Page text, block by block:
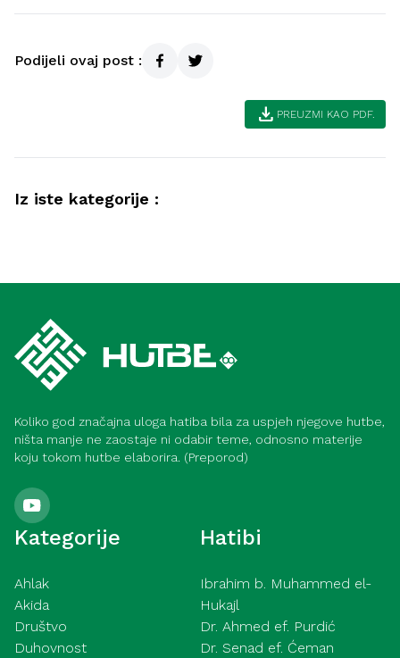
Podijeli ovaj post :
download PREUZMI KAO PDF.
Iz iste kategorije :
Koliko god značajna uloga hatiba bila za uspjeh njegove hutbe,
ništa manje ne zaostaje ni odabir teme, odnosno materije
koju tokom hutbe elaborira. (Preporod)
Kategorije
Ahlak
Akida
Društvo
Duhovnost
Hatibi
Ibrahim b. Muhammed el-
Hukajl
Dr. Ahmed ef. Purdić
Dr. Senad ef. Ćeman